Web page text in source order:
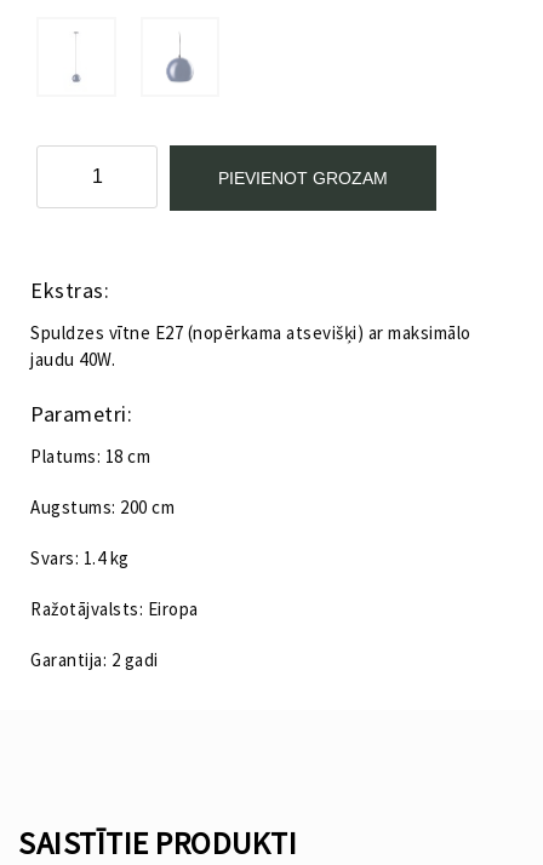
Ball,
PIEVIENOT GROZAM
Ekstras:
Spuldzes vītne E27 (nopērkama atsevišķi) ar maksimālo
jaudu 40W.
Parametri:
Platums: 18 cm
Augstums: 200 cm
Svars: 1.4 kg
Ražotājvalsts: Eiropa
Garantija: 2 gadi
SAISTĪTIE PRODUKTI